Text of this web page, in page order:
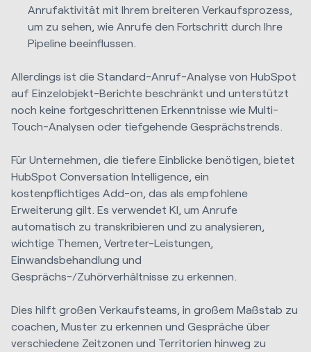
Anrufaktivität mit Ihrem breiteren Verkaufsprozess,
um zu sehen, wie Anrufe den Fortschritt durch Ihre
Pipeline beeinflussen.
Allerdings ist die Standard-Anruf-Analyse von HubSpot
auf Einzelobjekt-Berichte beschränkt und unterstützt
noch keine fortgeschrittenen Erkenntnisse wie Multi-
Touch-Analysen oder tiefgehende Gesprächstrends.
Für Unternehmen, die tiefere Einblicke benötigen, bietet
HubSpot Conversation Intelligence, ein
kostenpflichtiges Add-on, das als empfohlene
Erweiterung gilt. Es verwendet KI, um Anrufe
automatisch zu transkribieren und zu analysieren,
wichtige Themen, Vertreter-Leistungen,
Einwandsbehandlung und
Gesprächs-/Zuhörverhältnisse zu erkennen.
Dies hilft großen Verkaufsteams, in großem Maßstab zu
coachen, Muster zu erkennen und Gespräche über
verschiedene Zeitzonen und Territorien hinweg zu